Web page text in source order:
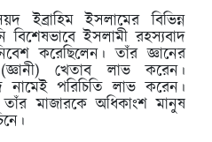
ইব্রাহিম ইসলামের বিভিন্ন
বিশেষভাবে ইসলামী রহস্যবাদ
করেছিলেন। তাঁর জ্ঞানের
খেতাব লাভ করেন।
নামেই পরিচিতি লাভ করেন।
মাজারকে অধিকাংশ মানুষ